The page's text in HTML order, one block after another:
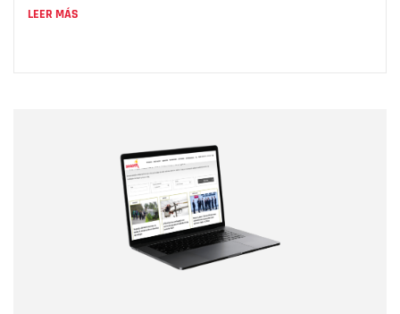
LEER MÁS
Correo electrónico
Tipo de comentario